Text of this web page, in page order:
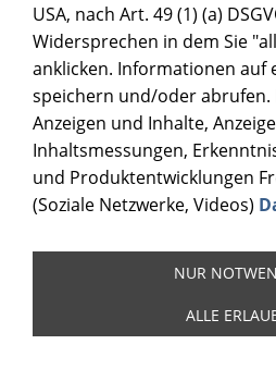
USA, nach Art. 49 (1) (a)
Widersprechen in dem Sie
anklicken. Informationen auf
speichern und/oder abrufen.
Anzeigen und Inhalte,
Inhaltsmessungen,
und Produktentwicklungen
(Soziale Netzwerke, Videos)
NUR
ALLE